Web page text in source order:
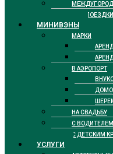
ДЛЯ
МИНИВЭНЫ
МАРКИ
В АЭРОПОРТ
НА СВАДЬБУ
С ВОДИТЕЛЕМ
С ДЕТСКИМ
УСЛУГИ